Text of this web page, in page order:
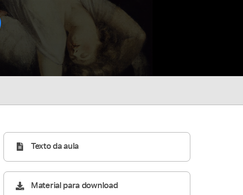
Texto da aula
Material para download